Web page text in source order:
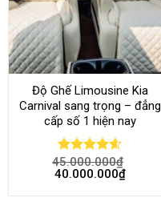
Độ Ghế Limousine Kia
Carnival sang trọng – đẳng
cấp số 1 hiện nay
Rated4.58
out of 5
45.000.000₫
40.000.000₫